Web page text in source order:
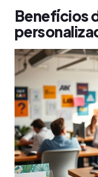
Benefícios